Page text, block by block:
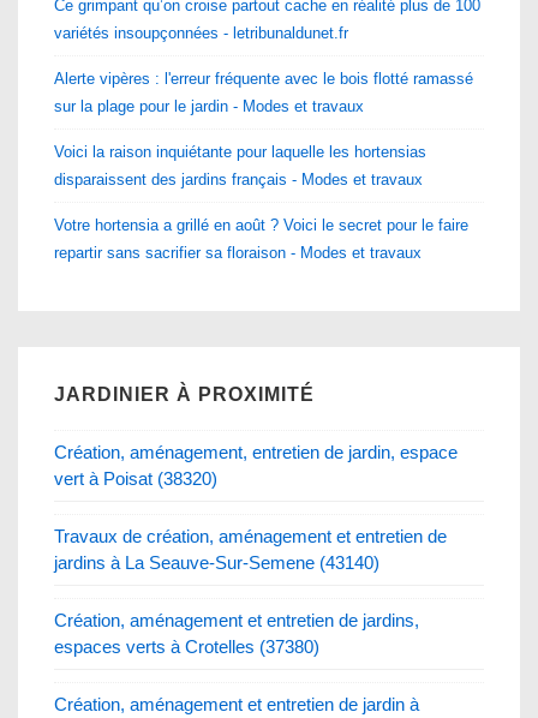
Ce grimpant qu’on croise partout cache en réalité plus de 100
variétés insoupçonnées - letribunaldunet.fr
Alerte vipères : l'erreur fréquente avec le bois flotté ramassé
sur la plage pour le jardin - Modes et travaux
Voici la raison inquiétante pour laquelle les hortensias
disparaissent des jardins français - Modes et travaux
Votre hortensia a grillé en août ? Voici le secret pour le faire
repartir sans sacrifier sa floraison - Modes et travaux
JARDINIER À PROXIMITÉ
Création, aménagement, entretien de jardin, espace
vert à Poisat (38320)
Travaux de création, aménagement et entretien de
jardins à La Seauve-Sur-Semene (43140)
Création, aménagement et entretien de jardins,
espaces verts à Crotelles (37380)
Création, aménagement et entretien de jardin à